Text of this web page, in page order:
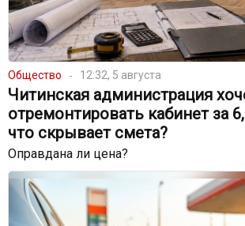
Общество 12:32, 5 августа
Читинская администрация
отремонтировать кабинет за
что скрывает смета?
Оправдана ли цена?